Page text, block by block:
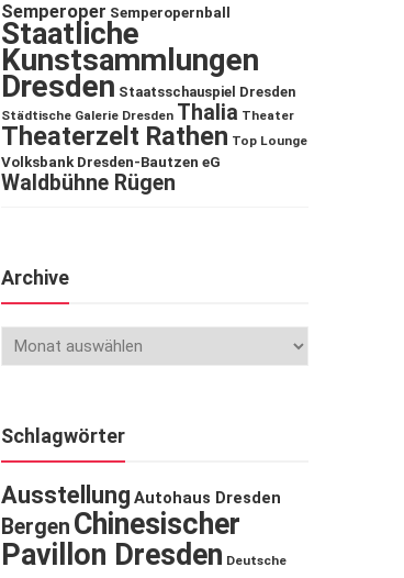
Semperoper Semperopernball
Staatliche
Kunstsammlungen
Dresden Staatsschauspiel Dresden
Städtische Galerie Dresden Thalia Theater
Theaterzelt Rathen Top Lounge
Volksbank Dresden-Bautzen eG
Waldbühne Rügen
Archive
Schlagwörter
Ausstellung Autohaus Dresden
Bergen Chinesischer
Pavillon Dresden Deutsche